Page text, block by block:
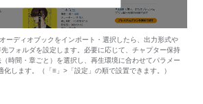
ーディオブックをインポート・選択したら、出力形式や
フォルダを設定します。必要に応じて、チャプター保持
時間・章ごと）を選択し、再生環境に合わせてパラメー
化します。（「≡」>「設定」の順で設置できます。）